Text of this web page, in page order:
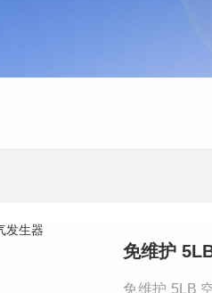
免维护
免维护 5LB